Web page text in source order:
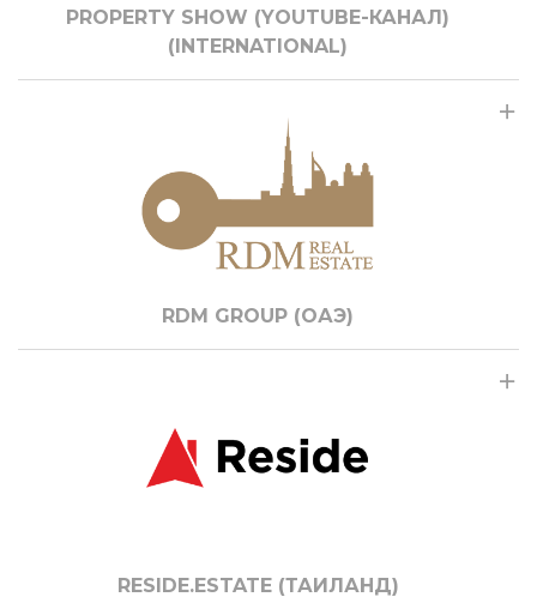
PROPERTY SHOW (YOUTUBE-КАНАЛ)
(INTERNATIONAL)
RDM GROUP (ОАЭ)
RESIDE.ESTATE (ТАИЛАНД)